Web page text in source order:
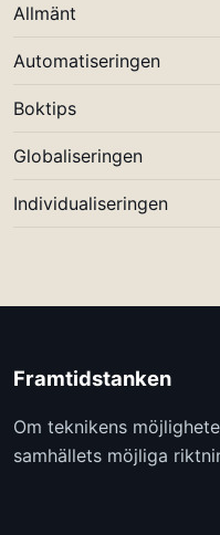
Allmänt
Automatiseringen
Boktips
Globaliseringen
Individualiseringen
Framtidstanken
Om teknikens
samhällets möjliga